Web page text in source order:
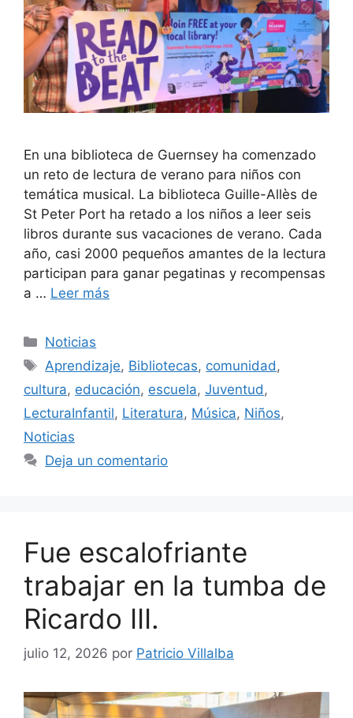
En una biblioteca de Guernsey ha comenzado
un reto de lectura de verano para niños con
temática musical. La biblioteca Guille-Allès de
St Peter Port ha retado a los niños a leer seis
libros durante sus vacaciones de verano. Cada
año, casi 2000 pequeños amantes de la lectura
participan para ganar pegatinas y recompensas
a … Leer más
Categorías
Noticias
Etiquetas
Aprendizaje, Bibliotecas, comunidad ,
cultura, educación, escuela, Juventud ,
LecturaInfantil, Literatura, Música, Niños,
Noticias
Deja un comentario
Fue escalofriante
trabajar en la tumba de
Ricardo III.
julio 12, 2026 por Patricio Villalba